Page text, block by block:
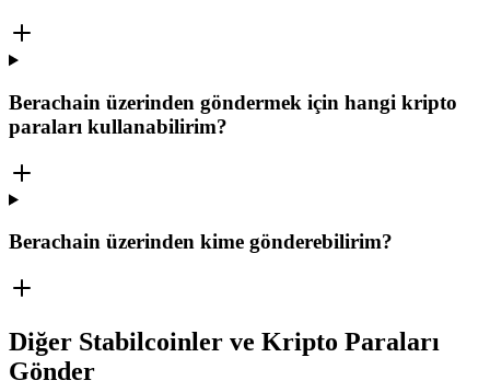
Berachain üzerinden göndermek için hangi kripto
paraları kullanabilirim?
Berachain üzerinden kime gönderebilirim?
Diğer Stabilcoinler ve Kripto Paraları
Gönder